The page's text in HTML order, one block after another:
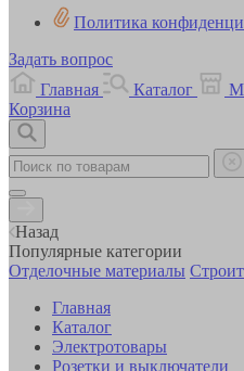
Политика
Задать вопрос
Главная
Каталог
Корзина
Назад
Популярные категории
Отделочные материалы
Главная
Каталог
Электротовары
Розетки и выключатели